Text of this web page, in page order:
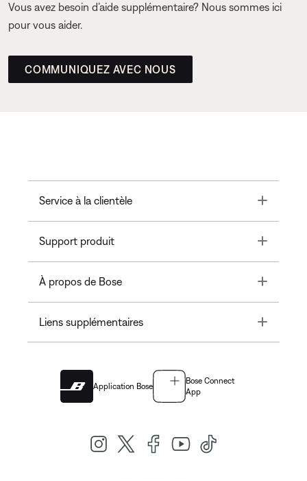
Vous avez besoin d’aide supplémentaire? Nous sommes ici
pour vous aider.
COMMUNIQUEZ AVEC NOUS
Service à la clientèle Toggle
Support produit Toggle
À propos de Bose Toggle
Liens supplémentaires Toggle
Application Bose
Bose Connect
App